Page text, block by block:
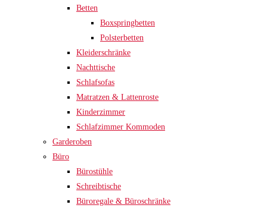
Betten
Boxspringbetten
Polsterbetten
Kleiderschränke
Nachttische
Schlafsofas
Matratzen & Lattenroste
Kinderzimmer
Schlafzimmer Kommoden
Garderoben
Büro
Bürostühle
Schreibtische
Büroregale & Büroschränke